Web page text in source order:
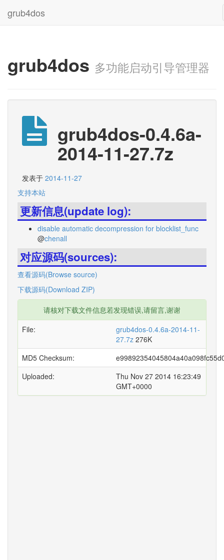
grub4dos
grub4dos 多功能启动引导管理器
grub4dos-0.4.6a-
2014-11-27.7z
发表于 2014-11-27
支持本站
更新信息(update log):
disable automatic decompression for blocklist_func
@chenall
对应源码(sources):
查看源码(Browse source)
下载源码(Download ZIP)
请核对下载文件信息若发现错误,请留言,谢谢
File:
grub4dos-0.4.6a-2014-11-
27.7z 276K
MD5 Checksum:
Uploaded:
Thu Nov 27 2014 16:23:49
GMT+0000